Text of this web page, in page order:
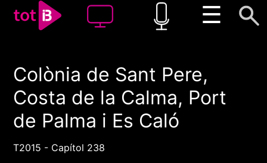
☰
00:00 00:00
1x
Colònia de Sant Pere,
Costa de la Calma, Port
de Palma i Es Caló
T2015 - Capítol 238